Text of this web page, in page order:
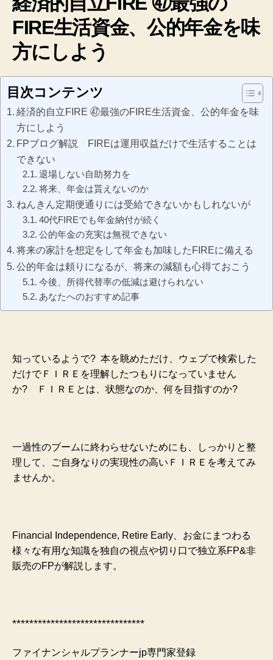
FIRE生活資金、公的年金を味
方にしよう
目次コンテンツ
経済的自立FIRE ㊼最強のFIRE生活資金、公的年金を味
方にしよう
FPブログ解説 FIREは運用収益だけで生活することは
できない
退場しない自助努力を
将来、年金は貰えないのか
ねんきん定期便通りには受給できないかもしれないが
40代FIREでも年金納付が続く
公的年金の充実は無視できない
将来の家計を想定をして年金も加味したFIREに備える
公的年金は頼りになるが、将来の減額も心得ておこう
今後、所得代替率の低減は避けられない
あなたへのおすすめ記事
知っているようで? 本を眺めただけ、ウェブで検索した
だけでＦＩＲＥを理解したつもりになっていません
か?
ＦＩＲＥとは、状態なのか、何を目指すのか?
一過性のブームに終わらせないためにも、しっかりと整
理して、ご自身なりの実現性の高いＦＩＲＥを考えてみ
ませんか。
Financial Independence, Retire Early、お金にまつわる
様々な有用な知識を独自の視点や切り口で独立系FP&非
販売のFPが解説します。
*******************************
ファイナンシャルプランナーjp専門家登録